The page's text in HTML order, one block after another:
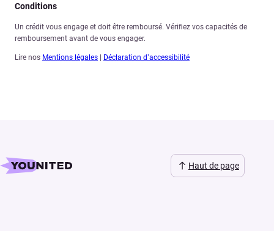
Conditions
Un crédit vous engage et doit être remboursé. Vérifiez vos capacités de
remboursement avant de vous engager.
Lire nos Mentions légales | Déclaration d’accessibilité
Haut de page